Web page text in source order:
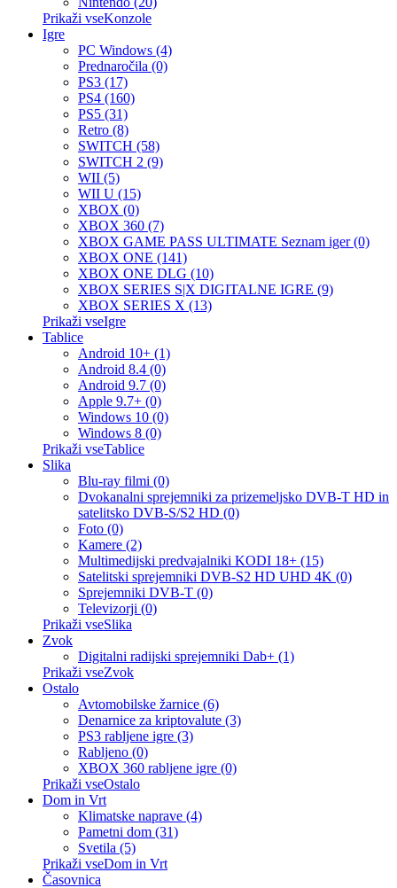
Prikaži vseKonzole
Igre
PC Windows (4)
Prednaročila (0)
PS3 (17)
PS4 (160)
PS5 (31)
Retro (8)
SWITCH (58)
SWITCH 2 (9)
WII (5)
WII U (15)
XBOX (0)
XBOX 360 (7)
XBOX GAME PASS ULTIMATE Seznam iger (0)
XBOX ONE (141)
XBOX ONE DLG (10)
XBOX SERIES S|X DIGITALNE IGRE (9)
XBOX SERIES X (13)
Prikaži vseIgre
Tablice
Android 10+ (1)
Android 8.4 (0)
Android 9.7 (0)
Apple 9.7+ (0)
Windows 10 (0)
Windows 8 (0)
Prikaži vseTablice
Slika
Blu-ray filmi (0)
Dvokanalni sprejemniki za prizemeljsko DVB-T HD in
satelitsko DVB-S/S2 HD (0)
Foto (0)
Kamere (2)
Multimedijski predvajalniki KODI 18+ (15)
Satelitski sprejemniki DVB-S2 HD UHD 4K (0)
Sprejemniki DVB-T (0)
Televizorji (0)
Prikaži vseSlika
Zvok
Digitalni radijski sprejemniki Dab+ (1)
Prikaži vseZvok
Ostalo
Avtomobilske žarnice (6)
Denarnice za kriptovalute (3)
PS3 rabljene igre (3)
Rabljeno (0)
XBOX 360 rabljene igre (0)
Prikaži vseOstalo
Dom in Vrt
Klimatske naprave (4)
Pametni dom (31)
Svetila (5)
Prikaži vseDom in Vrt
Časovnica